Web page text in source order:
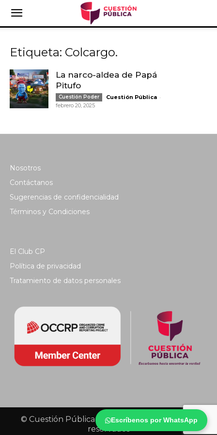
Escríbenos por WhatsApp
Etiqueta: Colcargo.
La narco-aldea de Papá
Pitufo
Cuestión Poder Cuestión Pública -
febrero 20, 2025
Nosotros
Contáctanos
Sugerencias de confidencialidad
Términos y Condiciones
El Club CP
Política de privacidad
Tratamiento de datos personales
© Cuestión Pública 2018 - Todos los derechos
reservados